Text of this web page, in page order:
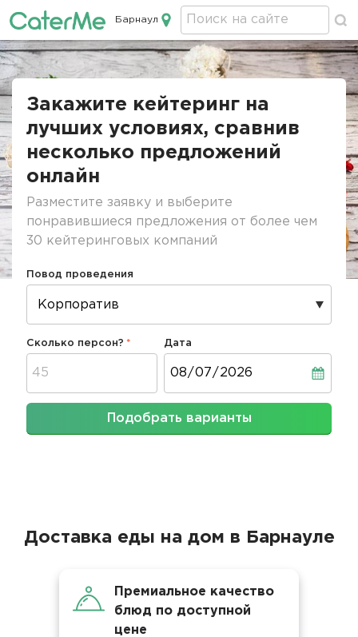
Кейтеринг в Барнауле
Барнаул
Строка
Закажите кейтеринг на
лучших условиях, сравнив
несколько предложений
онлайн
Разместите заявку и выберите
понравившиеся предложения от более чем
30 кейтеринговых компаний
Повод проведения
Сколько персон? Дата
Подобрать варианты
Доставка еды на дом в Барнауле
Премиальное качество
блюд по доступной
цене